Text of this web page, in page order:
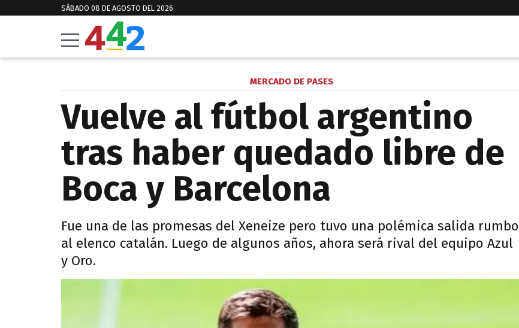
SÁBADO 08 DE AGOSTO DEL 2026
MERCADO DE PASES
Vuelve al fútbol argentino
tras haber quedado libre de
Boca y Barcelona
Fue una de las promesas del Xeneize pero tuvo una polémica salida rumbo
al elenco catalán. Luego de algunos años, ahora será rival del equipo Azul
y Oro.